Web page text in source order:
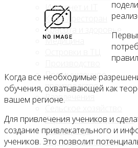
Интернет и IT
Кафе / ресторан
Красота и здоровье
Медицина
Промышленное
производство
Развлечения
Строительство, ремонт
Сфера услуг
Торговля и магазины
Когда все необходимые
обучения, охватывающей как
вашем регионе.
Для привлечения учеников и
создание привлекательного и
учеников. Это позволит